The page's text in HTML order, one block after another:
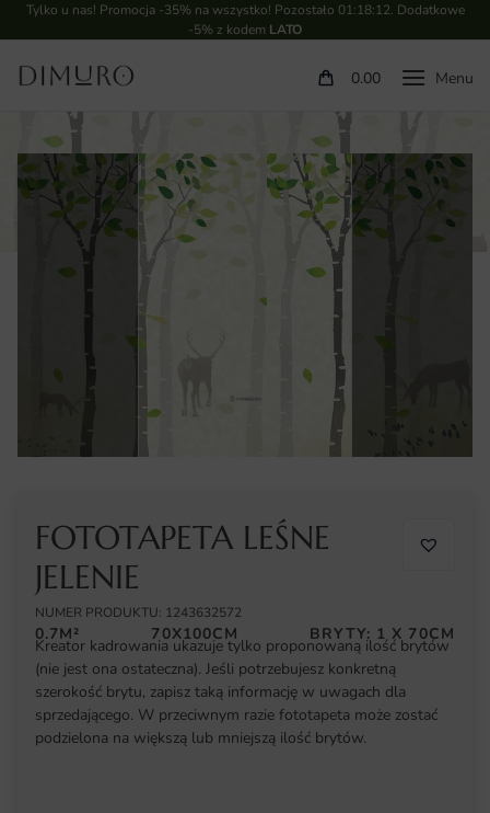
Tylko u nas! Promocja -35% na wszystko! Pozostało 01:18:12. Dodatkowe
-5% z kodem LATO
0.00
FOTOTAPETA LEŚNE
JELENIE
NUMER PRODUKTU: 1243632572
0.7M² 70X100CM BRYTY: 1 X 70CM
Kreator kadrowania ukazuje tylko proponowaną ilość brytów
(nie jest ona ostateczna). Jeśli potrzebujesz konkretną
szerokość brytu, zapisz taką informację w uwagach dla
sprzedającego. W przeciwnym razie fototapeta może zostać
podzielona na większą lub mniejszą ilość brytów.